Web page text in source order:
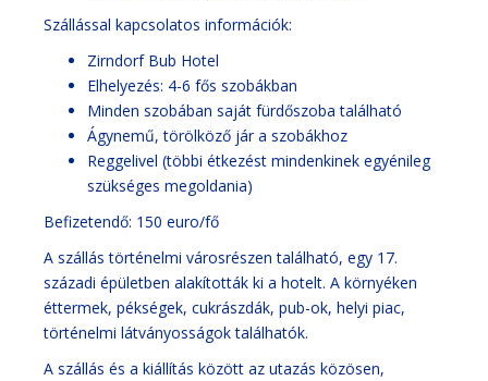
Szállással kapcsolatos információk:
Zirndorf Bub Hotel
Elhelyezés: 4-6 fős szobákban
Minden szobában saját fürdőszoba található
Ágynemű, törölköző jár a szobákhoz
Reggelivel (többi étkezést mindenkinek egyénileg
szükséges megoldania)
Befizetendő: 150 euro/fő
A szállás történelmi városrészen található, egy 17.
századi épületben alakították ki a hotelt. A környéken
éttermek, pékségek, cukrászdák, pub-ok, helyi piac,
történelmi látványosságok találhatók.
A szállás és a kiállítás között az utazás közösen,